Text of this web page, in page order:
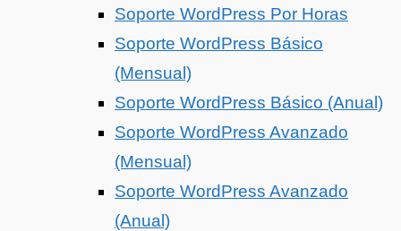
Soporte WordPress Por Horas
Soporte WordPress Básico
(Mensual)
Soporte WordPress Básico (Anual)
Soporte WordPress Avanzado
(Mensual)
Soporte WordPress Avanzado
(Anual)